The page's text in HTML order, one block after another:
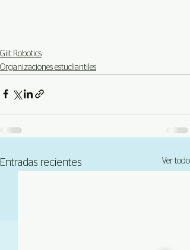
Giit Robotics
Organizaciones estudiantiles
Entradas recientes Ver todo